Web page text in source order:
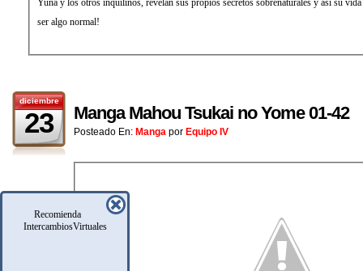
Recomienda
IntercambiosVirtuales
Yuna y los otros inquilinos, revelan sus propios secretos sobrenaturales y así su
ser algo normal!
diciembre
23 Manga Mahou Tsukai no Yome 01-42
Posteado En: Manga por Equipo IV